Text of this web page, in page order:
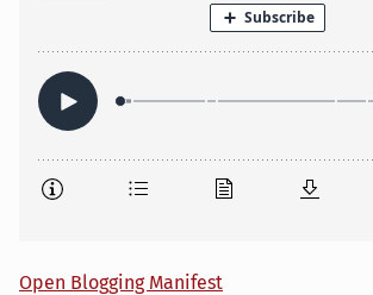
Open Blogging Manifest